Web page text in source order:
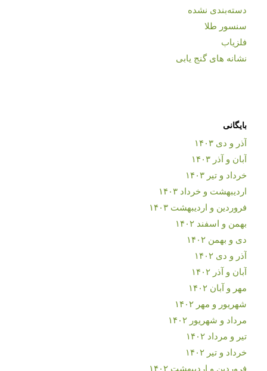
دسته‌بندی نشده
سنسور طلا
فلزیاب
نشانه های گنج یابی
بایگانی
آذر و دی ۱۴۰۳
آبان و آذر ۱۴۰۳
خرداد و تیر ۱۴۰۳
اردیبهشت و خرداد ۱۴۰۳
فروردین و اردیبهشت ۱۴۰۳
بهمن و اسفند ۱۴۰۲
دی و بهمن ۱۴۰۲
آذر و دی ۱۴۰۲
آبان و آذر ۱۴۰۲
مهر و آبان ۱۴۰۲
شهریور و مهر ۱۴۰۲
مرداد و شهریور ۱۴۰۲
تیر و مرداد ۱۴۰۲
خرداد و تیر ۱۴۰۲
فروردین و اردیبهشت ۱۴۰۲